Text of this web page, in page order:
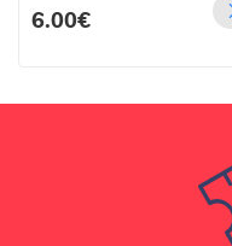
6.00€